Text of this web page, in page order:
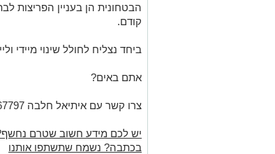
הבטחונית הן בעניין הפריצות
קודם.
ביחד נצליח לחולל שינוי מיידי
אתם באים?
צרו קשר עם איתיאל חלבה 052-3767797 / מירי בר (מב״סית גדרה) 050-6273308"
יש לכם מידע חשוב שטרם
בכתבה? נשמח שתשתפו אותנו